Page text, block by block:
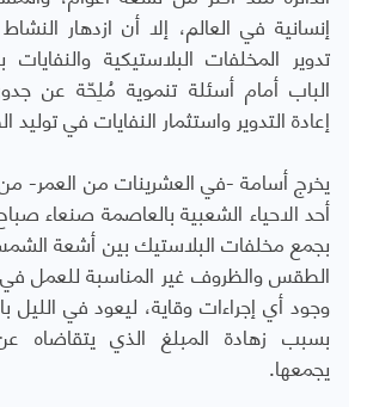
إنسانية في العالم، إلا أن ازدهار
تدوير المخلفات البلاستيكية
الباب أمام أسئلة تنموية مُلِحّة عن
إعادة التدوير واستثمار النفايات في
يخرج أسامة -في العشرينات من العمر-
أحد الاحياء الشعبية بالعاصمة صنعاء
بجمع مخلفات البلاستيك بين أشعة
الطقس والظروف غير المناسبة للعمل
وجود أي إجراءات وقاية، ليعود في الليل
بسبب زهادة المبلغ الذي يتقاضاه
يجمعها.